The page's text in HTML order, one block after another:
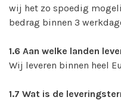
wij het zo spoedig
bedrag binnen 3
1.6 Aan welke landen
Wij leveren binnen heel
1.7 Wat is de